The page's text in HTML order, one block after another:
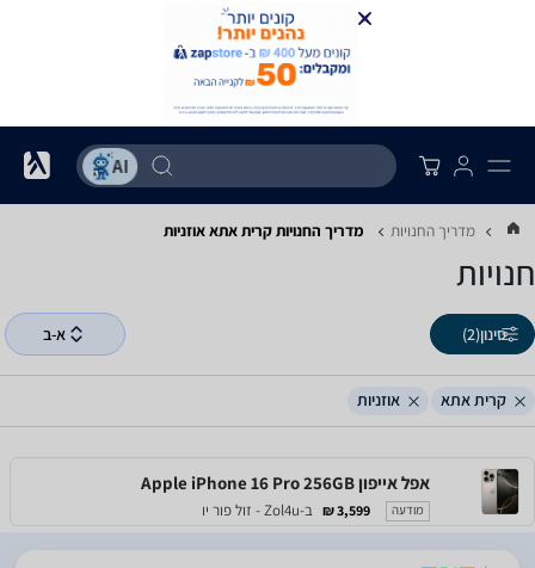
מדריך החנויות מדריך החנויות ‏קרית אתא ‏אוזניות
חנויות
סינון(2) א-ב
קרית אתא אוזניות
אפל אייפון Apple iPhone 16 Pro 256GB
מודעה 3,599 ₪ ב-Zol4u - זול פור יו